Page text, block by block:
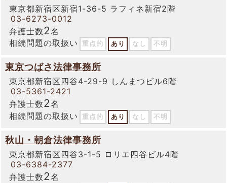
東京都新宿区新宿1-36-5 ラフィネ新宿2階
03-6273-0012
弁護士数2名
相続問題の取扱い
重点的 あり なし 不明
東京つばさ法律事務所
東京都新宿区四谷4-29-9 しんまつビル6階
03-5361-2421
弁護士数2名
相続問題の取扱い
重点的 あり なし 不明
秋山・朝倉法律事務所
東京都新宿区四谷3-1-5 ロリエ四谷ビル4階
03-6384-2377
弁護士数2名